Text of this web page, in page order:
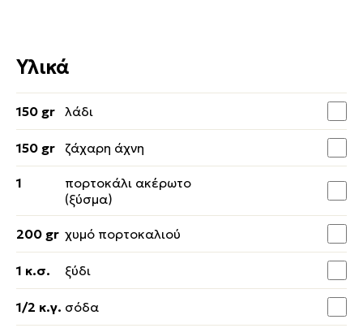
Υλικά
150 gr λάδι
150 gr ζάχαρη άχνη
1
πορτοκάλι ακέρωτο
(ξύσμα)
200 gr χυμό πορτοκαλιού
1 κ.σ. ξύδι
1/2 κ.γ. σόδα